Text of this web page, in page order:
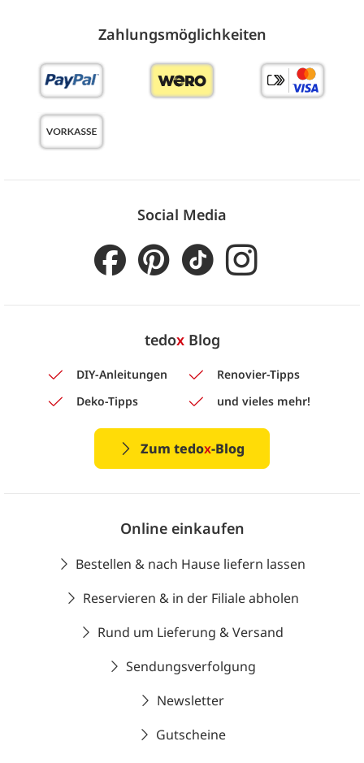
Zahlungs­möglich­keiten
Social Media
tedoxBlog
DIY-Anleitungen
Renovier-Tipps
Deko-Tipps
und vieles mehr!
Zum tedox-Blog
Online einkaufen
Bestellen & nach Hause liefern lassen
Reservieren & in der Filiale abholen
Rund um Lieferung & Versand
Sendungsverfolgung
Newsletter
Gutscheine